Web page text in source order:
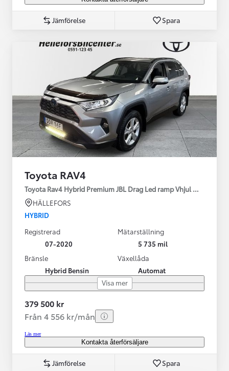
Jämförelse Spara
Toyota RAV4
Toyota Rav4 Hybrid Premium JBL Drag Led ramp Vhjul motorv
HÄLLEFORS
HYBRID
Registrerad
07-2020
Mätarställning
5 735 mil
Bränsle
Hybrid Bensin
Växellåda
Automat
Visa mer
379 500 kr
Från 4 556 kr/mån
Läs mer
Kontakta återförsäljare
Jämförelse Spara